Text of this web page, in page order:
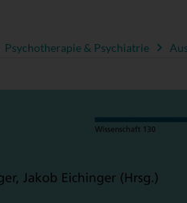
Psychotherapie & Psychiatrie